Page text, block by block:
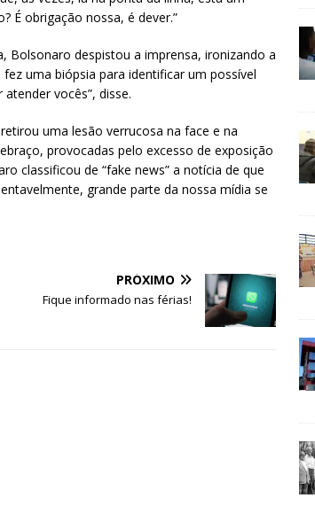
É obrigação nossa, é dever.”
Bolsonaro despistou a imprensa, ironizando a
uma biópsia para identificar um possível
vocês”, disse.
uma lesão verrucosa na face e na
provocadas pelo excesso de exposição
classificou de “fake news” a notícia de que
grande parte da nossa mídia se
PRÓXIMO
Fique informado nas férias!